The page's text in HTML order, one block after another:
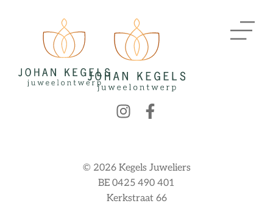
© 2026 Kegels Juweliers
BE 0425 490 401
Kerkstraat 66